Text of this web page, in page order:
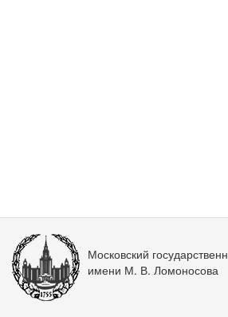
Московский
имени М. В. Ломоносова